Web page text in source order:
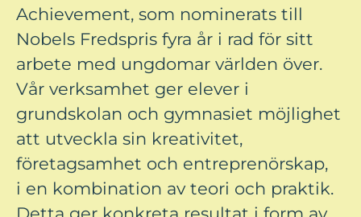
Achievement, som nominerats till
Nobels Fredspris fyra år i rad för sitt
arbete med ungdomar världen över.
Vår verksamhet ger elever i
grundskolan och gymnasiet möjlighet
att utveckla sin kreativitet,
företagsamhet och entreprenörskap,
i en kombination av teori och praktik.